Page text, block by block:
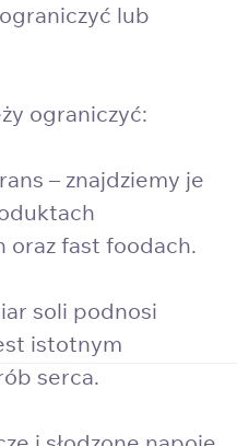
lub
ograniczyć:
– znajdziemy je
oraz fast foodach.
soli podnosi
istotnym
serca.